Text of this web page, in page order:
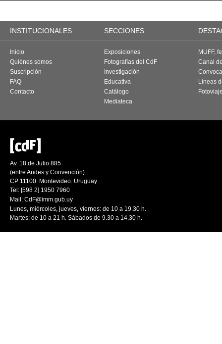
INSTITUCIONALES SECCIONES
Inicio
Quiénes somos
Suscripción
FAQ
Contacto
Exposiciones
Fotografías del CdF
Investigación
Educativa
Catálogo
Mediateca
MUFF,
Canal
Líneas
Av. 18 de Julio 885
(entre Andes y Convención)
CP 11100. Montevideo. Uruguay
Tel: [598 2] 1950 7960
Mail: CdF@imm.gub.uy
Lunes, miércoles, jueves, viernes: de 10 a 19.30 h.
Martes: de 10 a 21 h. Sábados de 9.30 a 14.30 h.